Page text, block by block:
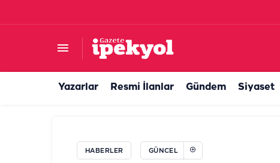
Yazarlar Resmi İlanlar Gündem Siyaset
HABERLER GÜNCEL